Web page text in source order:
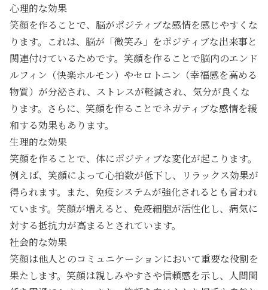
心理的な効果
笑顔を作ることで、脳がポジティブな感情を感じやすくな
ります。これは、脳が「微笑み」をポジティブな出来事と
関連付けているためです。笑顔を作ることで脳内のエンド
ルフィン（快楽ホルモン）やセロトニン（幸福感を高める
物質）が分泌され、ストレスが軽減され、気分が良くな
ります。さらに、笑顔を作ることでネガティブな感情を緩
和する効果もあります。
生理的な効果
笑顔を作ることで、体にポジティブな変化が起こります。
例えば、笑顔によって心拍数が低下し、リラックス効果が
得られます。また、免疫システムが強化されるとも言われ
ています。笑顔が増えると、免疫細胞が活性化し、病気に
対する抵抗力が高まるとされています。
社会的な効果
笑顔は他人とのコミュニケーションにおいて重要な役割を
果たします。笑顔は親しみやすさや信頼感を示し、人間関